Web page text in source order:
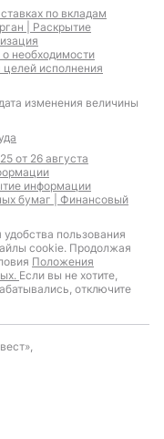
по вкладам
| Раскрытие
необходимости
целей исполнения
изменения величины
от 26 августа
информации
бумаг | Финансовый
пользования
cookie. Продолжая
Положения
Если вы не хотите,
отключите